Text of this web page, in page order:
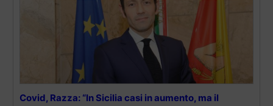
Covid, Razza: “In Sicilia casi in aumento, ma il